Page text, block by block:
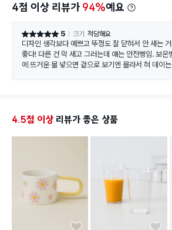
4점 이상 리뷰가 94%예요
별점 5점 5 크기 적당해요
디자인 생각보다 예쁘고 뚜껑도 잘 닫혀서 안 새는 거
좋다! 다른 건 막 새고 그러는데 얘는 안전빵임. 보온병
에 뜨거운 물 넣으면 겉으로 보기엔 몰라서 혀 데이는
4.5점 이상 리뷰가 좋은 상품